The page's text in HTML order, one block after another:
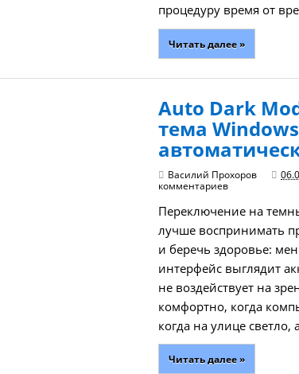
процедуру время от
Читать далее »
Auto Dark
тема Windows
Василий Прохоров
комментариев
Переключение на
лучше воспринимать
и беречь здоровье:
интерфейс выглядит
не воздействует на
комфортно, когда
когда на улице светло,
Читать далее »